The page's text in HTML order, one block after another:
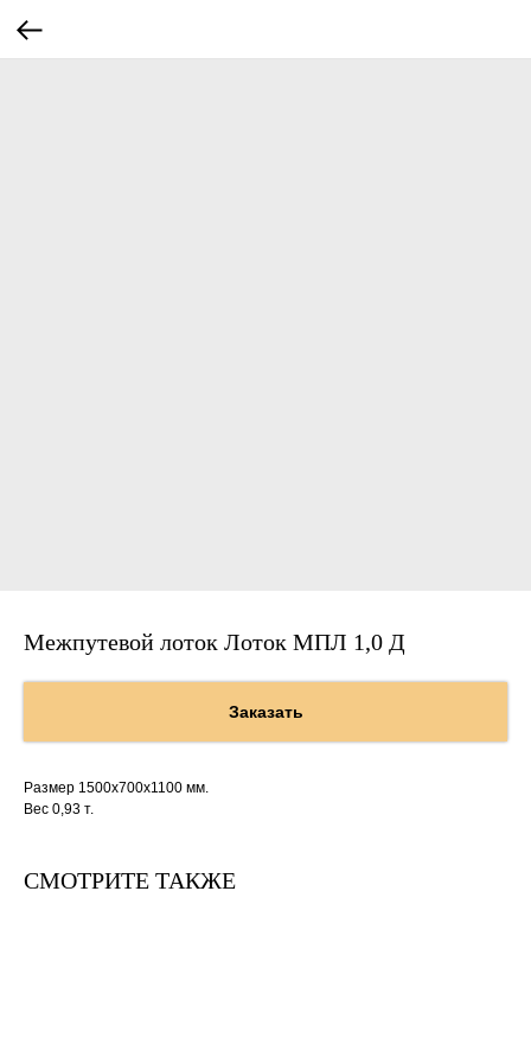
Межпутевой лоток Лоток МПЛ 1,0 Д
Заказать
Размер 1500х700х1100 мм.
Вес 0,93 т.
СМОТРИТЕ ТАКЖЕ